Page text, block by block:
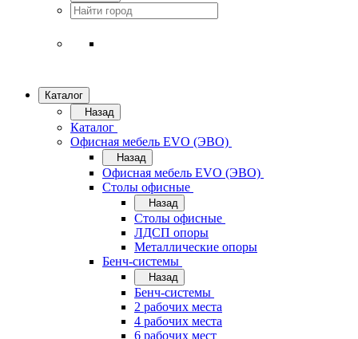
Каталог
Назад
Каталог
Офисная мебель EVO (ЭВО)
Назад
Офисная мебель EVO (ЭВО)
Cтолы офисные
Назад
Cтолы офисные
ЛДСП опоры
Металлические опоры
Бенч-системы
Назад
Бенч-системы
2 рабочих места
4 рабочих места
6 рабочих мест